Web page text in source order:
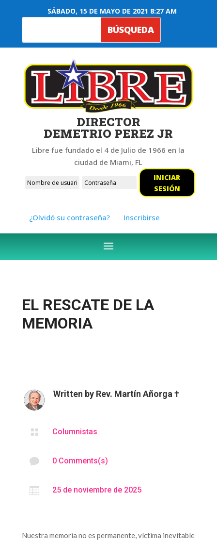
SÁBADO, 15 DE MAYO DE 2021 8:27 AM
DIRECTOR
DEMETRIO PEREZ JR
Libre fue fundado el 4 de Julio de 1966 en la
ciudad de Miami, FL
INICIAR
SESIÓN
¿Olvidó su contraseña? Inscribirse
EL RESCATE DE LA
MEMORIA
Written by Rev. Martín Añorga †
 Columnistas
 0 Comments(s)
 25 de noviembre de 2025
Nuestra memoria no es permanente, víctima inevitable